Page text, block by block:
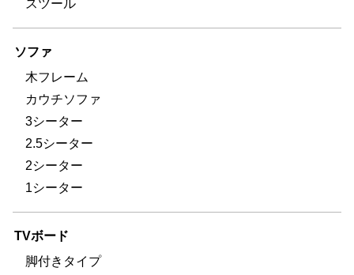
スツール
ソファ
木フレーム
カウチソファ
3シーター
2.5シーター
2シーター
1シーター
TVボード
脚付きタイプ